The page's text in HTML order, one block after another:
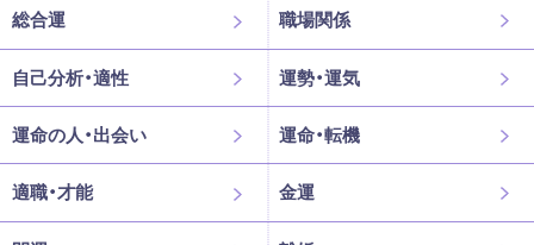
総合運 職場関係
自己分析・適性 運勢・運気
運命の人・出会い 運命・転機
適職・才能 金運